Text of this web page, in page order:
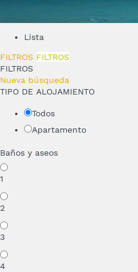
Lista
FILTROS FILTROS
FILTROS
Nueva búsqueda
TIPO DE ALOJAMIENTO
Todos
Apartamento
Baños y aseos
1
2
3
4